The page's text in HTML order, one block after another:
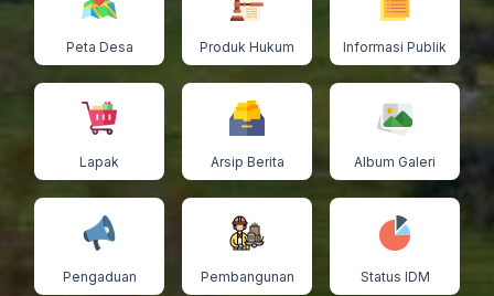
Peta Desa Produk Hukum Informasi Publik
Lapak Arsip Berita Album Galeri
Pengaduan Pembangunan Status IDM